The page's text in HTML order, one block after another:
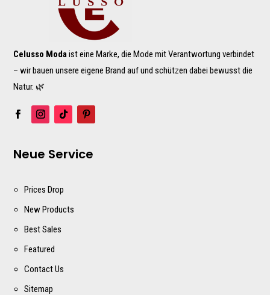
Celusso Modaist eine Marke, die Mode mit Verantwortung verbindet
– wir bauen unsere eigene Brand auf und schützen dabei bewusst die
Natur. 🌿
Neue Service
Prices Drop
New Products
Best Sales
Featured
Contact Us
Sitemap